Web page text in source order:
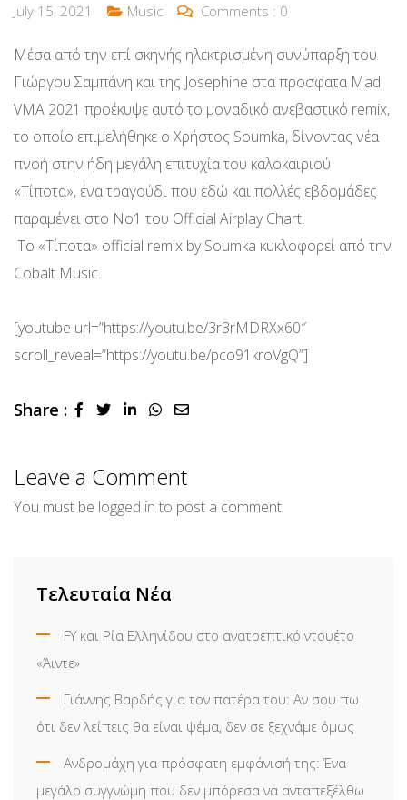
July 15, 2021 Music Comments : 0
Mέσα από την επί σκηνής ηλεκτρισμένη συνύπαρξη του
Γιώργου Σαμπάνη και της Josephine στα προσφατα Mad
VMA 2021 προέκυψε αυτό το μοναδικό ανεβαστικό remix,
το οποίο επιμελήθηκε ο Χρήστος Soumka, δίνοντας νέα
πνοή στην ήδη μεγάλη επιτυχία του καλοκαιριού
«Τίποτα», ένα τραγούδι που εδώ και πολλές εβδομάδες
παραμένει στο Νο1 του Official Airplay Chart.
Το «Τίποτα» official remix by Soumka κυκλοφορεί από την
Cobalt Music.
[youtube url=”https://youtu.be/3r3rMDRXx60″
scroll_reveal=”https://youtu.be/pco91kroVgQ”]
Share : LinkedInWhatsapp
Share
Leave a Comment
You must be logged in to post a comment.
Τελευταία Νέα
FY και Ρία Ελληνίδου στο ανατρεπτικό ντουέτο
«Άιντε»
Γιάννης Βαρδής για τον πατέρα του: Αν σου πω
ότι δεν λείπεις θα είναι ψέμα, δεν σε ξεχνάμε όμως
Ανδρομάχη για πρόσφατη εμφάνισή της: Ένα
μεγάλο συγγνώμη που δεν μπόρεσα να ανταπεξέλθω